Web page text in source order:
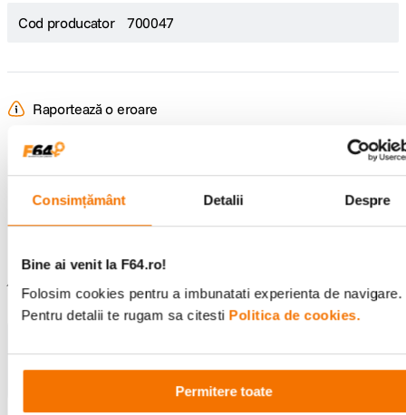
Consimțământ Detalii Despre
Bine ai venit la F64.ro!
Folosim cookies pentru a imbunatati experienta de navigare.
Pentru detalii te rugam sa citesti Politica de cookies.
Permitere toate
Cod producator 700047
Raportează o eroare
Recenzii
Scrie prima recenzie
Întrebări și răspunsuri
Pune o întrebare